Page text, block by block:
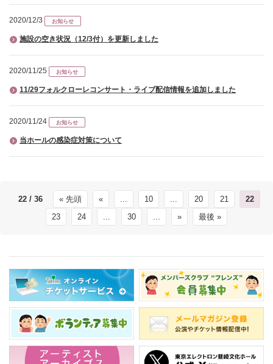
2020/12/3 お知らせ
施設の空き状況（12/3付）を更新しました
2020/11/25 お知らせ
11/29フォルクローレコンサート・ライブ配信情報を追加しました
2020/11/24 お知らせ
当ホールの感染症対策について
22 / 36 « 先頭 « ... 10 ... 20 21
22
23
24 ... 30 ... » 最後 »